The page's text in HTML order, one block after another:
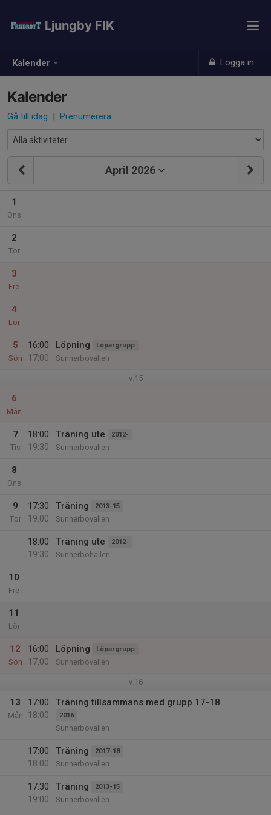
Kalender Logga in
Ljungby FIK
Kalender
Gå till idag | Prenumerera
April 2026
1
Ons
2
Tor
3
Fre
4
Lör
5
Sön
16:00
17:00
Löpning Löpargrupp
Sunnerbovallen
v.15
6
Mån
7
Tis
18:00
19:30
Träning ute 2012-
Sunnerbovallen
8
Ons
9
Tor
17:30
19:00
Träning 2013-15
Sunnerbovallen
18:00
19:30
Träning ute 2012-
Sunnerbohallen
10
Fre
11
Lör
12
Sön
16:00
17:00
Löpning Löpargrupp
Sunnerbovallen
v.16
13
Mån
17:00
18:00
Träning tillsammans med grupp 17-18
2016
Sunnerbovallen
17:00
18:00
Träning 2017-18
Sunnerbovallen
17:30
19:00
Träning 2013-15
Sunnerbovallen